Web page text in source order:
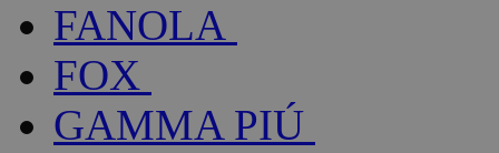
FANOLA
FOX
GAMMA PIÚ